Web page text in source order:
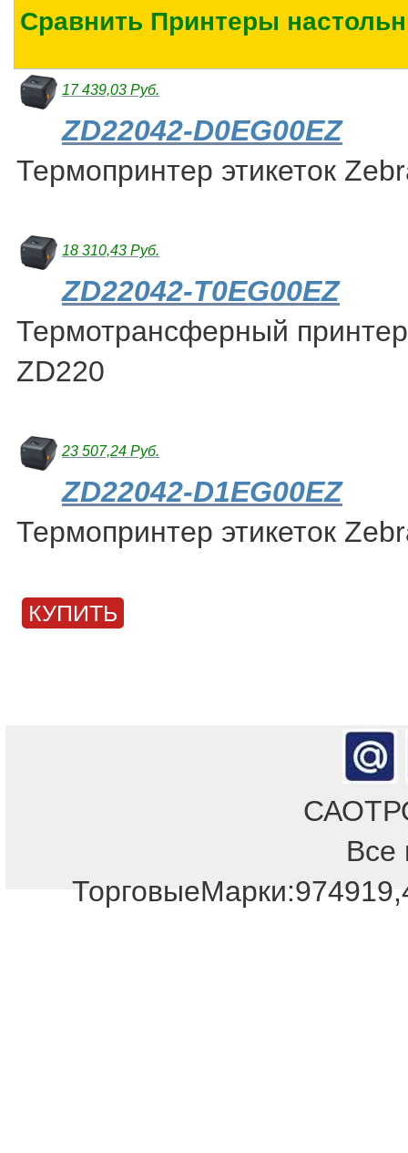
Сравнить Принтеры
17 439,03 Руб.
ZD22042-D0EG00EZ
Термопринтер этикеток
18 310,43 Руб.
ZD22042-T0EG00EZ
Термотрансферный принтер
ZD220
23 507,24 Руб.
ZD22042-D1EG00EZ
Термопринтер этикеток
КУПИТЬ
Все